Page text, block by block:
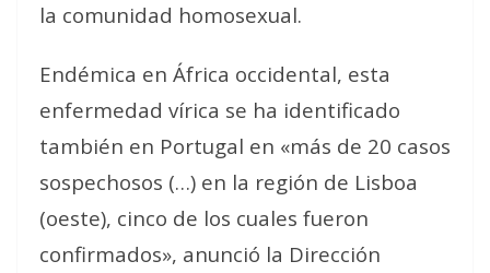
la comunidad homosexual.
Endémica en África occidental, esta
enfermedad vírica se ha identificado
también en Portugal en «más de 20 casos
sospechosos (…) en la región de Lisboa
(oeste), cinco de los cuales fueron
confirmados», anunció la Dirección